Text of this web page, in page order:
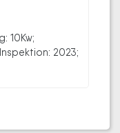
10Kw;
2023;